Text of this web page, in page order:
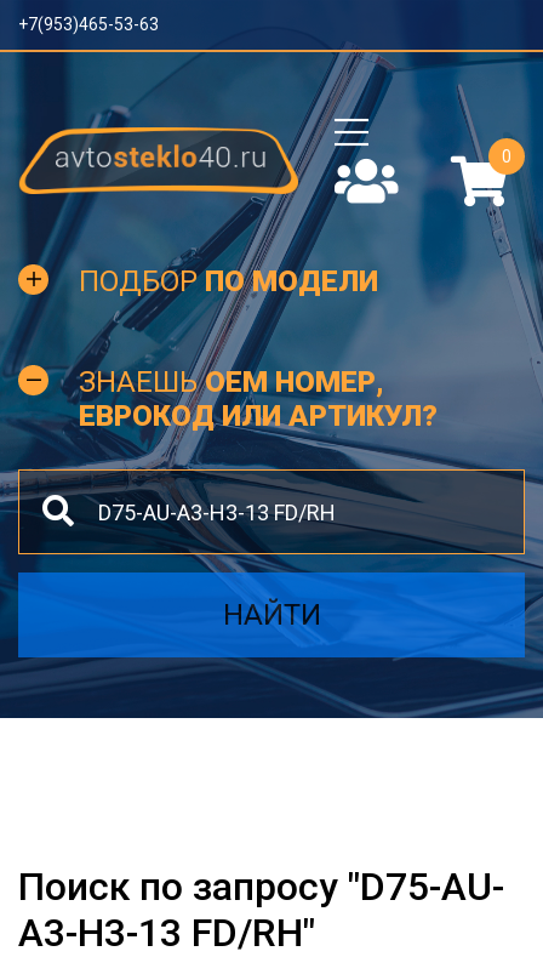
+7(953)465-53-63
0
ПОДБОРПО МОДЕЛИ
ЗНАЕШЬOEM НОМЕР,
ЕВРОКОД ИЛИ АРТИКУЛ?
НАЙТИ
Поиск по запросу "D75-AU-
A3-H3-13 FD/RH"